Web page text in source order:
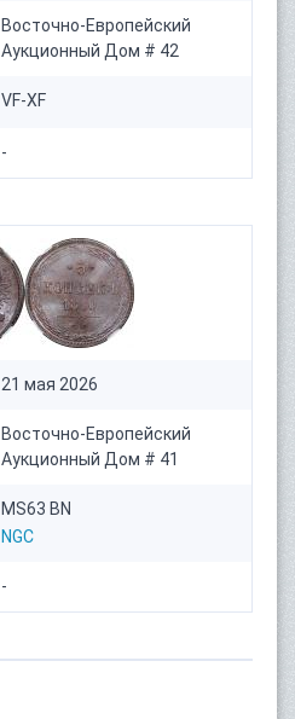
Восточно-Европейский
Аукционный Дом # 42
VF-XF
-
21 мая 2026
Восточно-Европейский
Аукционный Дом # 41
MS63 BN
NGC
-